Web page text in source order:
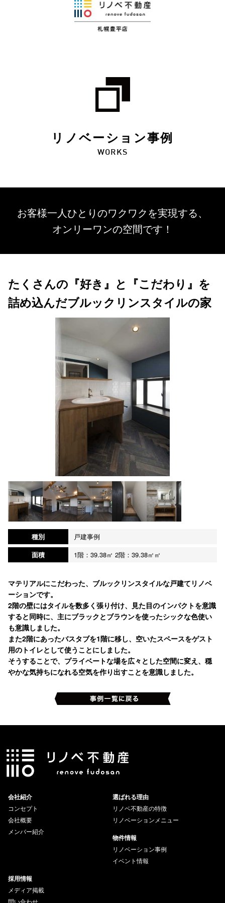
リノベーション事例
WORKS
お客様一人ひとりのワクワクを実現する、
オンリーワンの空間です！
たくさんの『好き』と『こだわり』を
詰め込んだブルックリンスタイルの家
種別
戸建事例
面積
1階：39.38㎡ 2階：39.38㎡㎡
マテリアルにこだわった、ブルックリンスタイルな戸建てリノベ
ーションです。
2階の壁にはタイルを数多く張り付け、見た目のインパクトを意識
すると同時に、主にブラックとブラウンを使ったシックな色使い
も意識しました。
また2階にあったバスタブを1階に移し、空いたスペースをゲスト
用のトイレとして使うことにしました。
そうすることで、プライベートな場を広々とした空間に変え、穏
やかな気持ちになれる空気を作り出すことを意識しました。
会社紹介
コンセプト
会社概要
メンバー紹介
選ばれる理由
リノベ不動産の特徴
リノベーションメニュー
物件情報
リノベーション事例
イベント情報
採用情報
メディア掲載